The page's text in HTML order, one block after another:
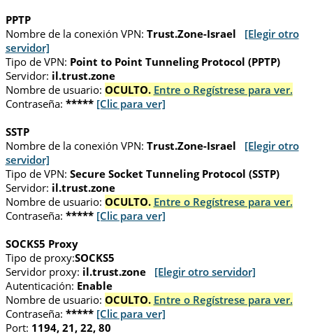
PPTP
Nombre de la conexión VPN: Trust.Zone-Israel
[Elegir otro
servidor]
Tipo de VPN: Point to Point Tunneling Protocol (PPTP)
Servidor: il.trust.zone
Nombre de usuario: OCULTO. Entre o Regístrese para ver.
Contraseña: ***** [Clic para ver]
SSTP
Nombre de la conexión VPN: Trust.Zone-Israel
[Elegir otro
servidor]
Tipo de VPN: Secure Socket Tunneling Protocol (SSTP)
Servidor: il.trust.zone
Nombre de usuario: OCULTO. Entre o Regístrese para ver.
Contraseña: ***** [Clic para ver]
SOCKS5 Proxy
Tipo de proxy:SOCKS5
Servidor proxy: il.trust.zone
[Elegir otro servidor]
Autenticación: Enable
Nombre de usuario: OCULTO. Entre o Regístrese para ver.
Contraseña: ***** [Clic para ver]
Port: 1194, 21, 22, 80